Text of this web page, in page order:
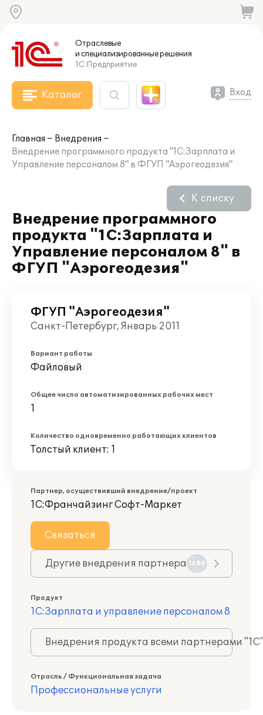
Отраслевые
и специализированныерешения
1С:Предприятие
Каталог Вход
Главная
Внедрения
Внедрение программного продукта "1С:Зарплата и
Управление персоналом 8" в ФГУП "Аэрогеодезия"
Внедрение программного
продукта "1С:Зарплата и
Управление персоналом 8" в
ФГУП "Аэрогеодезия"
К списку
ФГУП "Аэрогеодезия"
Санкт-Петербург, Январь 2011
Вариант работы
Файловый
Общее число автоматизированных рабочих мест
1
Количество одновременно работающих клиентов
Толстый клиент: 1
Партнер, осуществивший внедрение/проект
1С:Франчайзинг Софт-Маркет
Связаться
Другие внедрения партнера 1686
Продукт
1С:Зарплата и управление персоналом 8
Внедрения продукта всеми партнерами
Отрасль / Функциональная задача
Профессиональные услуги